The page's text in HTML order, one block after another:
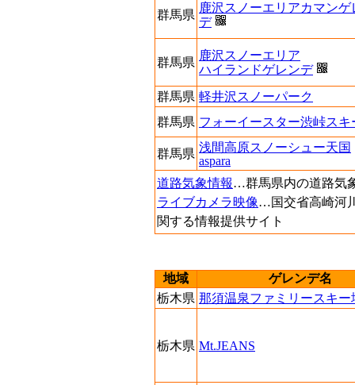
群馬県
鹿沢スノーエリアカマンゲ
デ
群馬県
鹿沢スノーエリア
ハイランドゲレンデ
群馬県 軽井沢スノーパーク
群馬県 フォーイースター渋峠スキ
群馬県 浅間高原スノーシュー天国
aspara
道路気象情報…群馬県内の道路気
ライブカメラ映像…国交省高崎河
関する情報提供サイト
地域
ゲレンデ名
栃木県 那須温泉ファミリースキー
栃木県 Mt.JEANS